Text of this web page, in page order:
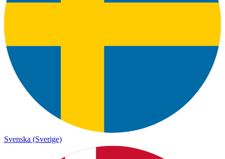
Svenska (Sverige)